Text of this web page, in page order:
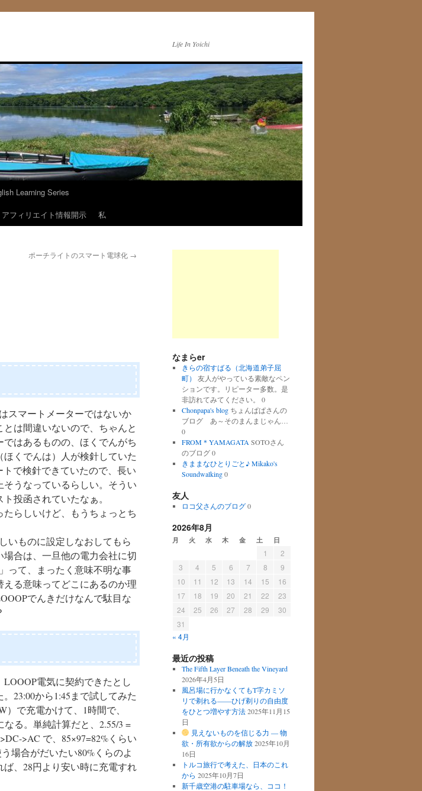
Life In Yoichi
Learning Series
アフィリエイト情報開示 私
ポーチライトのスマート電球化 →
スマートメーターではないか
は間違いないので、ちゃんと
はあるものの、ほくでんがち
くでんは）人が検針していた
で検針できていたので、長い
うなっているらしい。そうい
投函されていたなぁ。
らしいけど、もうちょっとち
いものに設定しなおしてもら
合は、一旦他の電力会社に切
って、まったく意味不明な事
る意味ってどこにあるのか理
でんきだけなんで駄目な
電気に契約できたとし
23:00から1:45まで試してみた
）で充電かけて、1時間で、
なる。単純計算だと、2.55/3 =
>AC で、85×97=82%くらい
場合がだいたい80%くらのよ
、28円より安い時に充電すれ
なまらer
きらの宿すばる（北海道弟子屈
町）
友人がやっている素敵なペン
ションです。リピーター多数。是
非訪れてみてください。 0
Chonpapa's blogちょんぱぱさんの
ブログ あ～そのまんまじゃん…
0
FROM＊YAMAGATA SOTOさん
のブログ 0
きままなひとりごと♪ Mikako's
Soundwalking0
友人
ロコ父さんのブログ0
2026年8月
月 火 水 木 金 土 日
1
2
3
4 5 6 7 8
9
10
11 12 13 14 15
16
17
18 19 20 21 22
23
24
25 26 27 28 29
30
31
« 4月
最近の投稿
The Fifth Layer Beneath the Vineyard
2026年4月5日
風呂場に行かなくてもT字カミソ
リで剃れる——ひげ剃りの自由度
をひとつ増やす方法 2025年11月15
日
見えないものを信じる力 ― 物
欲・所有欲からの解放 2025年10月
16日
トルコ旅行で考えた、日本のこれ
から 2025年10月7日
新千歳空港の駐車場なら、ココ！